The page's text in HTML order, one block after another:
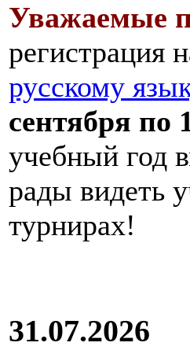
Уважаемые
регистрация
русскому
сентября по
учебный год
рады видеть
турнирах!
31.07.2026